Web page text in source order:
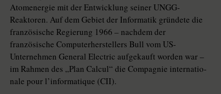
Atomenergie mit der Entwicklung seiner UNGG-
Reaktoren. Auf dem Gebiet der Informatik gründete die
französische Regierung 1966 – nachdem der
französische Computerherstellers Bull vom US-
Unternehmen General Electric aufgekauft worden war –
im Rahmen des „Plan Calcul“ die Compagnie inter­na­tio­
nale pour l’informatique (CII).